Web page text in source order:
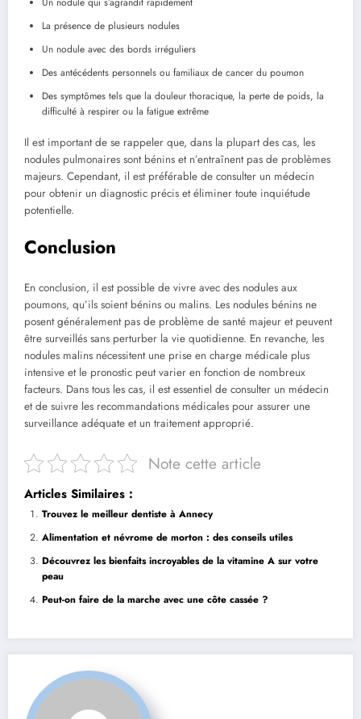
La présence de plusieurs nodules
Un nodule avec des bords irréguliers
Des antécédents personnels​ ou familiaux de cancer du poumon
Des symptômes tels​ que la douleur thoracique, la⁤ perte de poids, la
difficulté à respirer ou la fatigue extrême
Il est important ​de se ‍rappeler que, ⁢dans la plupart des‌ cas, les
nodules pulmonaires ⁣sont bénins et n’entraînent pas​ de problèmes
majeurs. Cependant,⁤ il est préférable de consulter un médecin
pour obtenir un diagnostic précis et éliminer toute inquiétude​
potentielle.
Conclusion
En⁢ conclusion, ​il ​est possible de vivre avec des nodules aux
poumons, qu’ils soient bénins ou malins. Les nodules bénins ne
posent généralement ​pas de problème de santé majeur‍ et peuvent
être surveillés sans perturber la‌ vie quotidienne. En revanche, les
nodules ‌malins⁢ nécessitent ⁤une prise en charge médicale plus
intensive⁣ et le pronostic​ peut varier en fonction de nombreux
facteurs. Dans tous ⁢les cas, ‌il est ⁤essentiel de consulter un médecin
et⁤ de suivre ⁤les recommandations médicales pour assurer une
surveillance⁣ adéquate et​ un ​traitement approprié.
Note cette article
Articles Similaires :
Trouvez le meilleur dentiste à Annecy
Alimentation et névrome de morton : des conseils utiles
Découvrez les bienfaits‍ incroyables de la vitamine A sur votre
peau
Peut-on faire ⁤de la marche avec une côte cassée ?